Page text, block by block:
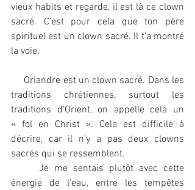
vieux habits et regarde, il est là ce clown
sacré. C’est pour cela que ton père
spirituel est un clown sacré. Il t’a montré
la voie.
Oriandre est un clown sacré. Dans les
traditions chrétiennes, surtout les
traditions d’Orient, on appelle cela un
« fol en Christ ». Cela est difficile à
décrire, car il n’y a pas deux clowns
sacrés qui se ressemblent.
Je me sentais plutôt avec cette
énergie de l’eau, entre les tempêtes